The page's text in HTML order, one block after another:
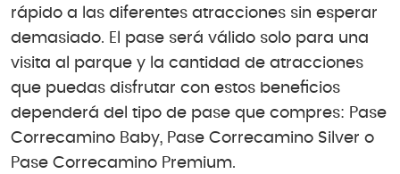
rápido a las diferentes atracciones sin esperar
demasiado. El pase será válido solo para una
visita al parque y la cantidad de atracciones
que puedas disfrutar con estos beneficios
dependerá del tipo de pase que compres: Pase
Correcamino Baby, Pase Correcamino Silver o
Pase Correcamino Premium.